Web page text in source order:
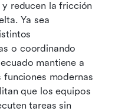
reducen la fricción
Ya sea
o coordinando
mantiene a
modernas
que los equipos
tareas sin